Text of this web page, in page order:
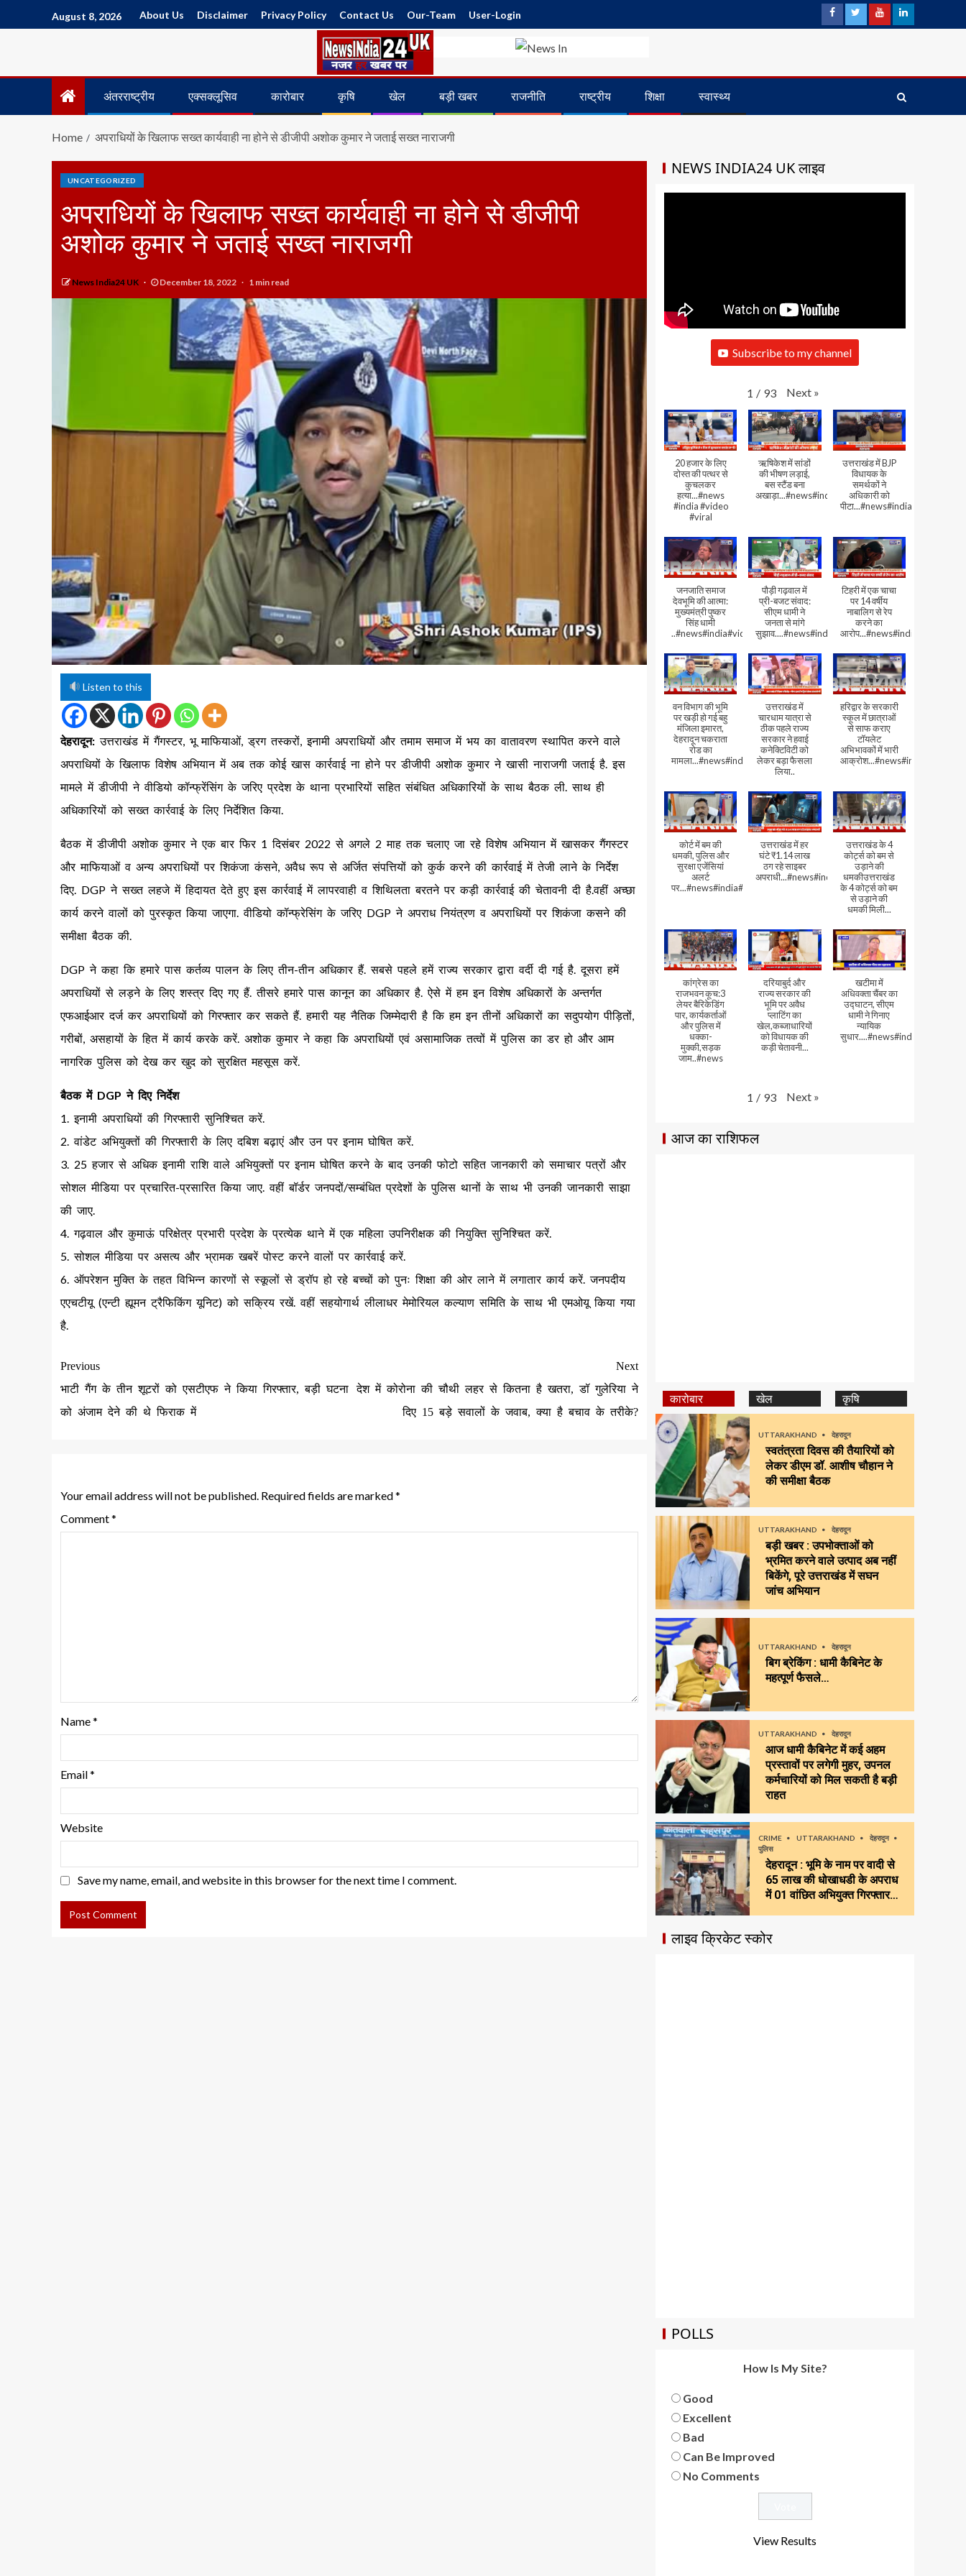
August 8, 2026 About Us Disclaimer Privacy Policy Contact Us Our-Team User-Login
अंतरराष्ट्रीय एक्सक्लूसिव कारोबार कृषि खेल बड़ी खबर राजनीति राष्ट्रीय शिक्षा स्वास्थ्य
Home अपराधियों के खिलाफ सख्त कार्यवाही ना होने से डीजीपी अशोक कुमार ने जताई सख्त नाराजगी
UNCATEGORIZED
अपराधियों के खिलाफ सख्त कार्यवाही ना होने से डीजीपी
अशोक कुमार ने जताई सख्त नाराजगी
News India24 UK December 18, 2022 1 min read
Listen to this
देहरादून: उत्तराखंड में गैंगस्टर, भू माफियाओं, ड्रग तस्करों, इनामी अपराधियों और तमाम समाज में भय का वातावरण स्थापित करने वाले
अपराधियों के खिलाफ विशेष अभियान में अब तक कोई खास कार्रवाई ना होने पर डीजीपी अशोक कुमार ने खासी नाराजगी जताई है. इस
मामले में डीजीपी ने वीडियो कॉन्फ्रेंसिंग के जरिए प्रदेश के थाना प्रभारियों सहित संबंधित अधिकारियों के साथ बैठक ली. साथ ही
अधिकारियों को सख्त कार्रवाई के लिए निर्देशित किया.
बैठक में डीजीपी अशोक कुमार ने एक बार फिर 1 दिसंबर 2022 से अगले 2 माह तक चलाए जा रहे विशेष अभियान में खासकर गैंगस्टर
और माफियाओं व अन्य अपराधियों पर शिकंजा कंसने, अवैध रूप से अर्जित संपत्तियों को कुर्क करने की कार्रवाई में तेजी लाने के निर्देश
दिए. DGP ने सख्त लहजे में हिदायत देते हुए इस कार्रवाई में लापरवाही व शिथिलता बरतने पर कड़ी कार्रवाई की चेतावनी दी है.वहीं अच्छा
कार्य करने वालों को पुरस्कृत किया जाएगा. वीडियो कॉन्फ्रेसिंग के जरिए DGP ने अपराध नियंत्रण व अपराधियों पर शिकंजा कसने की
समीक्षा बैठक की.
DGP ने कहा कि हमारे पास कर्तव्य पालन के लिए तीन-तीन अधिकार हैं. सबसे पहले हमें राज्य सरकार द्वारा वर्दी दी गई है. दूसरा हमें
अपराधियों से लड़ने के लिए शस्त्र दिए गए हैं. तीसरे हमारे पास कानून का अधिकार है. ऐसे में हम इन विशेष अधिकारों के अन्तर्गत
एफआईआर दर्ज कर अपराधियों को गिरफ्तार कर सकते हैं. हमारी यह नैतिक जिम्मेदारी है कि हम इन तीनों अधिकारों का सदुपयोग पीड़ितों,
गरीबों, असहायों के हित में कार्य करके करें. अशोक कुमार ने कहा कि अपराधियों एवं असामाजिक तत्वों में पुलिस का डर हो और आम
नागरिक पुलिस को देख कर खुद को सुरक्षित महसूस करें.
बैठक में DGP ने दिए निर्देश
1. इनामी अपराधियों की गिरफ्तारी सुनिश्चित करें.
2. वांडेट अभियुक्तों की गिरफ्तारी के लिए दबिश बढ़ाएं और उन पर इनाम घोषित करें.
3. 25 हजार से अधिक इनामी राशि वाले अभियुक्तों पर इनाम घोषित करने के बाद उनकी फोटो सहित जानकारी को समाचार पत्रों और
सोशल मीडिया पर प्रचारित-प्रसारित किया जाए. वहीं बॉर्डर जनपदों/सम्बंधित प्रदेशों के पुलिस थानों के साथ भी उनकी जानकारी साझा
की जाए.
4. गढ़वाल और कुमाऊं परिक्षेत्र प्रभारी प्रदेश के प्रत्येक थाने में एक महिला उपनिरीक्षक की नियुक्ति सुनिश्चित करें.
5. सोशल मीडिया पर असत्य और भ्रामक खबरें पोस्ट करने वालों पर कार्रवाई करें.
6. ऑपरेशन मुक्ति के तहत विभिन्न कारणों से स्कूलों से ड्रॉप हो रहे बच्चों को पुनः शिक्षा की ओर लाने में लगातार कार्य करें. जनपदीय
एएचटीयू (एन्टी ह्यूमन ट्रैफिकिंग यूनिट) को सक्रिय रखें. वहीं सहयोगार्थ लीलाधर मेमोरियल कल्याण समिति के साथ भी एमओयू किया गया
है.
Previous
भाटी गैंग के तीन शूटरों को एसटीएफ ने किया गिरफ्तार, बड़ी घटना
को अंजाम देने की थे फिराक में
Next
देश में कोरोना की चौथी लहर से कितना है खतरा, डॉ गुलेरिया ने
दिए 15 बड़े सवालों के जवाब, क्या है बचाव के तरीके?
Your email address will not be published. Required fields are marked*
Comment*
Name*
Email*
Website
Save my name, email, and website in this browser for the next time I comment.
NEWS INDIA24 UK लाइव
Subscribe to my channel
1 / 93 Next »
20 हजार के लिए
दोस्त की पत्थर से
कुचलकर
हत्या...#news
#india #video
#viral
ऋषिकेश में सांडों
की भीषण लड़ाई,
बस स्टैंड बना
अखाड़ा...#news#india#video#viral
उत्तराखंड में BJP
विधायक के
समर्थकों ने
अधिकारी को
पीटा...#news#india#video#viral
जनजाति समाज
देवभूमि की आत्मा:
मुख्यमंत्री पुष्कर
सिंह धामी
..#news#india#video#viral
पौड़ी गढ़वाल में
प्री-बजट संवाद:
सीएम धामी ने
जनता से मांगे
सुझाव....#news#india#video#viral
टिहरी में एक चाचा
पर 14 वर्षीय
नाबालिग से रेप
करने का
आरोप...#news#india#video
वन विभाग की भूमि
पर खड़ी हो गई बहु
मंजिला इमारत,
देहरादून चकराता
रोड का
मामला...#news#india#video
उत्तराखंड में
चारधाम यात्रा से
ठीक पहले राज्य
सरकार ने हवाई
कनेक्टिविटी को
लेकर बड़ा फैसला
लिया..
हरिद्वार के सरकारी
स्कूल में छात्राओं
से साफ कराए
टॉयलेट
अभिभावकों में भारी
आक्रोश...#news#india
कोर्ट में बम की
धमकी, पुलिस और
सुरक्षा एजेंसियां
अलर्ट
पर...#news#india#video#viral
उत्तराखंड में हर
घंटे ₹1.14 लाख
ठग रहे साइबर
अपराधी...#news#india#video#viral
उत्तराखंड के 4
कोर्ट्स को बम से
उड़ाने की
धमकीउत्तराखंड
के 4 कोर्ट्स को बम
से उड़ाने की
धमकी मिली...
कांग्रेस का
राजभवन कूच:3
लेयर बैरिकेडिंग
पार, कार्यकर्ताओं
और पुलिस में
धक्का-
मुक्की,सड़क
जाम..#news
दरियाबुर्द और
राज्य सरकार की
भूमि पर अवैध
प्लाटिंग का
खेल,कब्जाधारियों
को विधायक की
कड़ी चेतावनी...
खटीमा में
अधिवक्ता चैंबर का
उद्घाटन, सीएम
धामी ने गिनाए
न्यायिक
सुधार....#news#india#video
1 / 93 Next »
आज का राशिफल
कारोबार खेल कृषि
UTTARAKHAND देहरादून
स्वतंत्रता दिवस की तैयारियों को
लेकर डीएम डॉ. आशीष चौहान ने
की समीक्षा बैठक
UTTARAKHAND देहरादून
बड़ी खबर : उपभोक्ताओं को
भ्रमित करने वाले उत्पाद अब नहीं
बिकेंगे, पूरे उत्तराखंड में सघन
जांच अभियान
UTTARAKHAND देहरादून
बिग ब्रेकिंग : धामी कैबिनेट के
महत्पूर्ण फैसले…
UTTARAKHAND देहरादून
आज धामी कैबिनेट में कई अहम
प्रस्तावों पर लगेगी मुहर, उपनल
कर्मचारियों को मिल सकती है बड़ी
राहत
CRIME UTTARAKHAND
देहरादून
पुलिस
देहरादून : भूमि के नाम पर वादी से
65 लाख की धोखाधडी के अपराध
में 01 वांछित अभियुक्त गिरफ्तार…
लाइव क्रिकेट स्कोर
POLLS
How Is My Site?
Good
Excellent
Bad
Can Be Improved
No Comments
View Results